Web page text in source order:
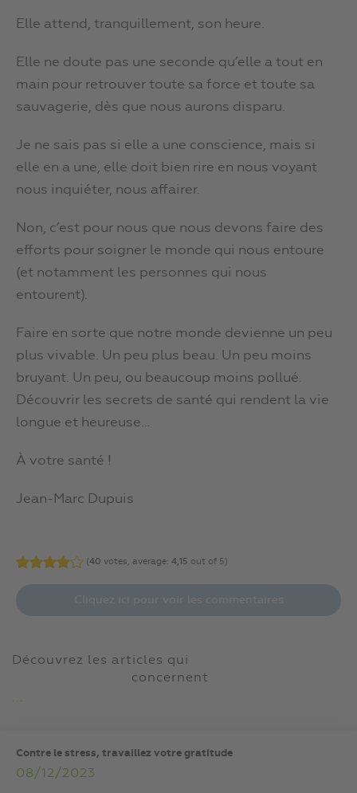
Elle attend, tranquillement, son heure.
Elle ne doute pas une seconde qu’elle a tout en
main pour retrouver toute sa force et toute sa
sauvagerie, dès que nous aurons disparu.
Je ne sais pas si elle a une conscience, mais si
elle en a une, elle doit bien rire en nous voyant
nous inquiéter, nous affairer.
Non, c’est pour nous que nous devons faire des
efforts pour soigner le monde qui nous entoure
(et notamment les personnes qui nous
entourent).
Faire en sorte que notre monde devienne un peu
plus vivable. Un peu plus beau. Un peu moins
bruyant. Un peu, ou beaucoup moins pollué.
Découvrir les secrets de santé qui rendent la vie
longue et heureuse…
À votre santé !
Jean-Marc Dupuis
(40 votes, average: 4,15 out of 5)
Découvrez les articles qui
concernent
...
Contre le stress, travaillez votre gratitude
08/12/2023